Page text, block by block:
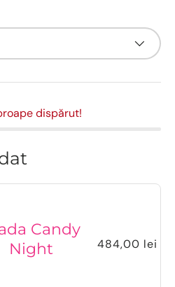
dispărut!
Candy
Night
484,00 lei